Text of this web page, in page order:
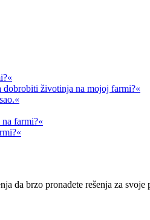
dobrobiti životinja na mojoj farmi?«
farmi?«
da brzo pronađete rešenja za